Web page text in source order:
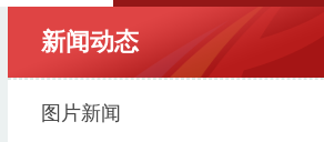
新闻动态
图片新闻